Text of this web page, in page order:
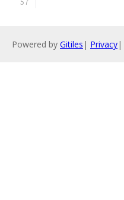
Powered by Gitiles | Privacy|